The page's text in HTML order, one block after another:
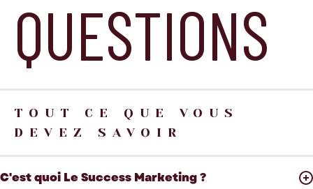
QUESTIONS
TOUT CE QUE VOUS
DEVEZ SAVOIR
C'est quoi Le Success Marketing ?